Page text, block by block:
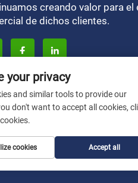
creando valor para el
de dichos clientes.
de autor © por Liaoning
your privacy
and similar tools to provide our
don't want to accept all cookies,
cookies Accept all